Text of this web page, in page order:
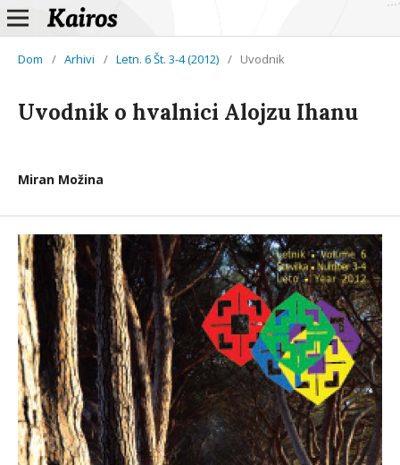
Dom / Arhivi / Letn. 6 Št. 3-4 (2012) / Uvodnik
Uvodnik o hvalnici Alojzu Ihanu
Miran Možina